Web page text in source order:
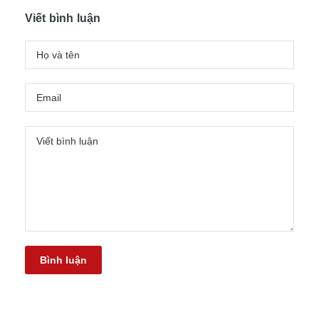
Viết bình luận
Bình luận